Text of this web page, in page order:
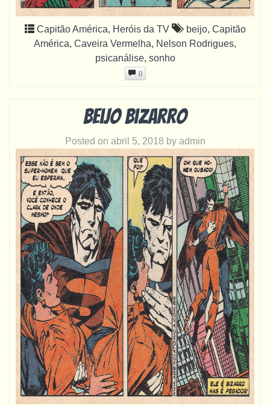
Capitão América, Heróis da TV beijo, Capitão
América, Caveira Vermelha, Nelson Rodrigues,
psicanálise, sonho
0
Beijo bizarro
Posted on abril 5, 2018 by admin